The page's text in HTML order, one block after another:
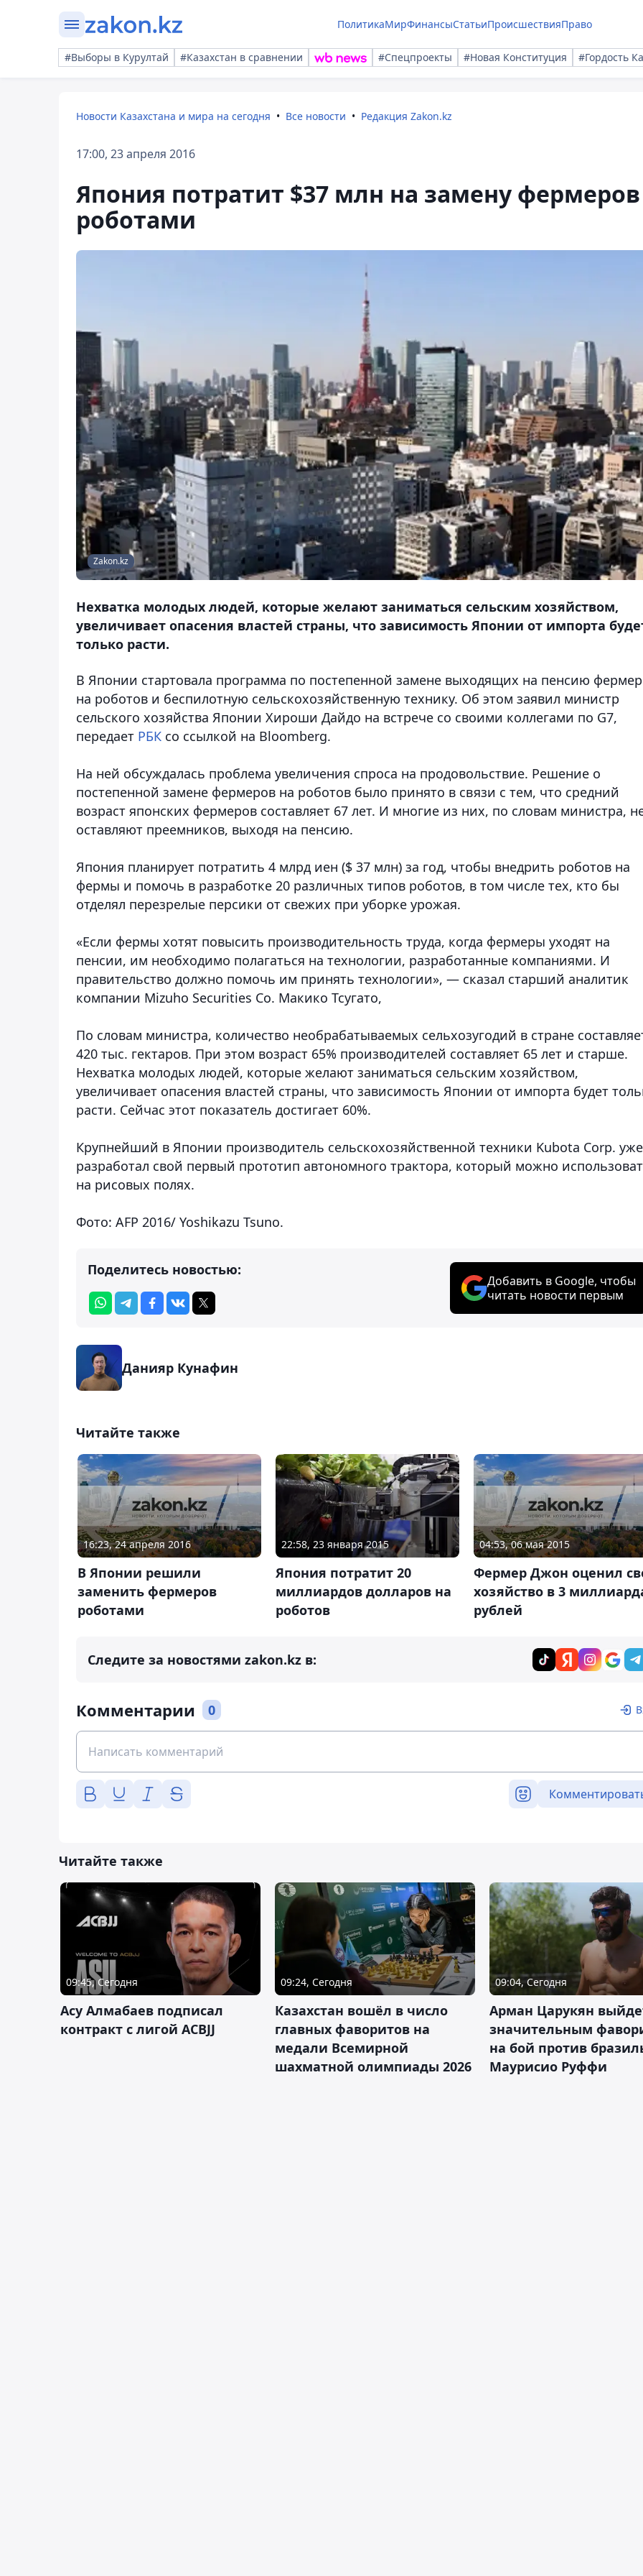
ПолитикаМирФинансыСтатьиПроисшествияПраво
#Выборы в Курултай #Казахстан в сравнении #Спецпроекты #Новая Конституция #Гордость
Новости Казахстана и мира на сегодня Все новости Редакция Zakon.kz
17:00, 23 апреля 2016
Япония потратит $37 млн на замену фермеров
роботами
Zakon.kz
Нехватка молодых людей, которые желают заниматься сельским хозяйством,
увеличивает опасения властей страны, что зависимость Японии от импорта
только расти.
В Японии стартовала программа по постепенной замене выходящих на пенсию
на роботов и беспилотную сельскохозяйственную технику. Об этом заявил министр
сельского хозяйства Японии Хироши Дайдо на встрече со своими коллегами по G7,
передает РБК со ссылкой на Bloomberg.
На ней обсуждалась проблема увеличения спроса на продовольствие. Решение о
постепенной замене фермеров на роботов было принято в связи с тем, что средний
возраст японских фермеров составляет 67 лет. И многие из них, по словам министра,
оставляют преемников, выходя на пенсию.
Япония планирует потратить 4 млрд иен ($ 37 млн) за год, чтобы внедрить роботов на
фермы и помочь в разработке 20 различных типов роботов, в том числе тех, кто бы
отделял перезрелые персики от свежих при уборке урожая.
«Если фермы хотят повысить производительность труда, когда фермеры уходят на
пенсии, им необходимо полагаться на технологии, разработанные компаниями. И
правительство должно помочь им принять технологии», — сказал старший аналитик
компании Mizuho Securities Co. Макико Тсугато,
По словам министра, количество необрабатываемых сельхозугодий в стране
420 тыс. гектаров. При этом возраст 65% производителей составляет 65 лет и старше.
Нехватка молодых людей, которые желают заниматься сельским хозяйством,
увеличивает опасения властей страны, что зависимость Японии от импорта будет
расти. Сейчас этот показатель достигает 60%.
Крупнейший в Японии производитель сельскохозяйственной техники Kubota Corp. уже
разработал свой первый прототип автономного трактора, который можно
на рисовых полях.
Фото: AFP 2016/ Yoshikazu Tsuno.
Поделитесь новостью:
Добавить в Google, чтобы
читать новости первым
Данияр Кунафин
Читайте также
16:23, 24 апреля 2016
В Японии решили
заменить фермеров
роботами
22:58, 23 января 2015
Япония потратит 20
миллиардов долларов на
роботов
04:53, 06 мая 2015
Фермер Джон оценил
хозяйство в 3
рублей
Следите за новостями zakon.kz в:
Комментарии 0
Читайте также
09:45, Сегодня
Асу Алмабаев подписал
контракт с лигой ACBJJ
09:24, Сегодня
Казахстан вошёл в число
главных фаворитов на
медали Всемирной
шахматной олимпиады 2026
09:04, Сегодня
Арман Царукян
значительным
на бой против
Маурисио Руффи